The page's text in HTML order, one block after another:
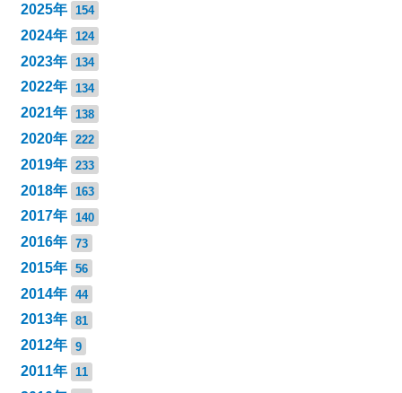
2025年 154
2024年 124
2023年 134
2022年 134
2021年 138
2020年 222
2019年 233
2018年 163
2017年 140
2016年 73
2015年 56
2014年 44
2013年 81
2012年 9
2011年 11